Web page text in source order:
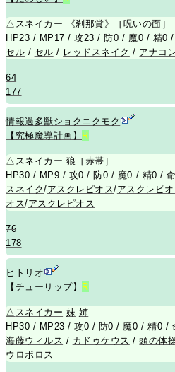
△ スネイカー 《刹那賞》［ 呪いの面 ］
HP23 / MP17 / 攻23 / 防0 / 魔0 / 精0
セル / セル / レッドスネイク / アナコ
64
177
情報過多獣ショクニクモク
【究極魔導計画】 R
△ スネイカー 狼 ［ 赤帯 ］
HP30 / MP9 / 攻0 / 防0 / 魔0 / 精0 /
スネイク/アスクレピオス/アスクレピ
オス/アスクレピオス
76
178
ヒトリオ
【チューリップ】 R
△ スネイカー 妹 姉
HP30 / MP23 / 攻0 / 防0 / 魔0 / 精0 /
海藤ウィルス / カドゥケウス /頭の体
ウロボロス